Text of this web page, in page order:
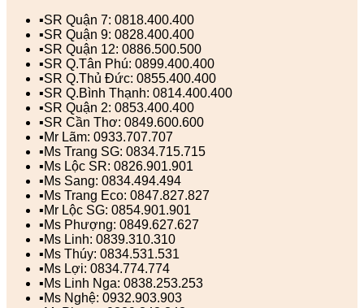
▪️SR Quận 7: 0818.400.400
▪️SR Quận 9: 0828.400.400
▪️SR Quận 12: 0886.500.500
▪️SR Q.Tân Phú: 0899.400.400
▪️SR Q.Thủ Đức: 0855.400.400
▪️SR Q.Bình Thạnh: 0814.400.400
▪️SR Quận 2: 0853.400.400
▪️SR Cần Thơ: 0849.600.600
▪️Mr Lãm: 0933.707.707
▪️Ms Trang SG: 0834.715.715
▪️Ms Lộc SR: 0826.901.901
▪️Ms Sang: 0834.494.494
▪️Ms Trang Eco: 0847.827.827
▪️Mr Lộc SG: 0854.901.901
▪️Ms Phượng: 0849.627.627
▪️Ms Linh: 0839.310.310
▪️Ms Thúy: 0834.531.531
▪️Ms Lợi: 0834.774.774
▪️Ms Linh Nga: 0838.253.253
▪️Ms Nghệ: 0932.903.903